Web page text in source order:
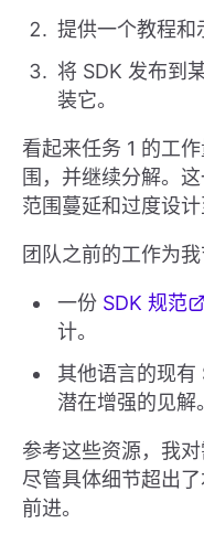
提供一个教程和
将 SDK 发布到
装它。
看起来任务 1 的工
围，并继续分解。
范围蔓延和过度设计
团队之前的工作为我
一份 SDK 规范
计。
其他语言的现
潜在增强的见解。
参考这些资源，我
尽管具体细节超出
前进。